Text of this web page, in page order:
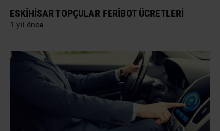
ESKIHISAR TOPÇULAR FERIBOT ÜCRETLERI
1 yıl önce